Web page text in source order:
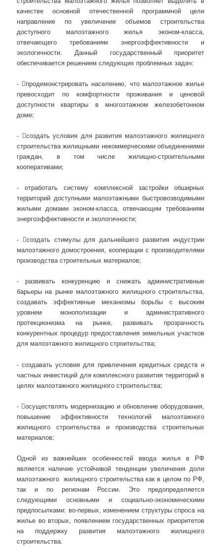
качестве основной отечественной программной цели
направление по увеличение объемов строительства
доступного малоэтажного жилья эконом-класса,
отвечающего требованиям энергоэффективности и
экологичности. Данный государственный приоритет
обеспечивается решением следующих проблемных задач:
- продемонстрировать населению, что малоэтажное жилье
превосходит по комфортности проживания и ценовой
доступности квартиры в многоэтажном железобетонном
доме;
- создать условия для развития малоэтажного жилищного
строительства жилищными некоммерческими объединениями
граждан, в том числе жилищно-строительными
кооперативами;
- отработать систему комплексной застройки обширных
территорий доступными малоэтажными быстровозводимыми
жилыми домами эконом-класса, отвечающим требованиям
энергоэффективности и экологичности;
- создать стимулы для дальнейшего развития индустрии
малоэтажного домостроения, кооперации с производителями
производства строительных материалов;
- развивать конкуренцию и снижать административные
барьеры на рынке малоэтажного жилищного строительства,
создавать эффективные механизмы борьбы с высоким
уровнем монополизации и административного
протекционизма на рынке, развивать прозрачность
конкурентных процедур предоставления земельных участков
для малоэтажного жилищного строительства;
- создавать условия для привлечения кредитных средств и
частных инвестиций для комплексного развития территорий в
целях малоэтажного жилищного строительства;
- осуществлять модернизацию и обновление оборудования,
повышение эффективности технологий малоэтажного
жилищного строительства и производства строительных
материалов;
Одной из важнейших особенностей ввода жилья в РФ
является наличие устойчивой тенденции увеличения доли
малоэтажного жилищного строительства как в целом по РФ,
так и по регионам России. Это предопределяется
следующими основными и социально-экономическими
предпосылками: во-первых, изменением структуры спроса на
жилье во вторых, появлением государственных приоритетов
на поддержку развития малоэтажного жилищного
строительства.